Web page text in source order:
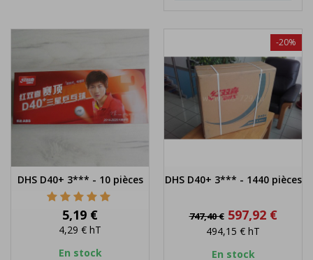
DHS D40+ 3*** - 10 pièces
Prix
5,19 €
4,29 € hT
En stock
DHS D40+ 3*** - 1440 pièces
Prix
base
747,40 €
-20%
Prix
597,92 €
494,15 € hT
En stock